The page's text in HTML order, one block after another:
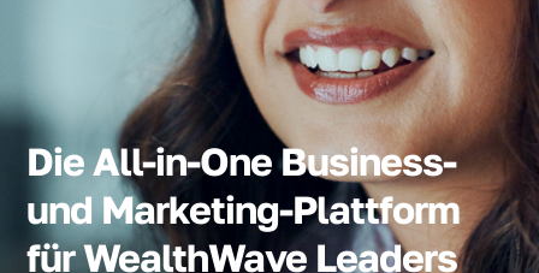
Die All-in-One Business-
und Marketing-Plattform
für WealthWave Leaders